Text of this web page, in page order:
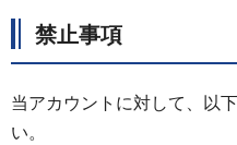
禁止事項
当アカウントに対して、以
い。